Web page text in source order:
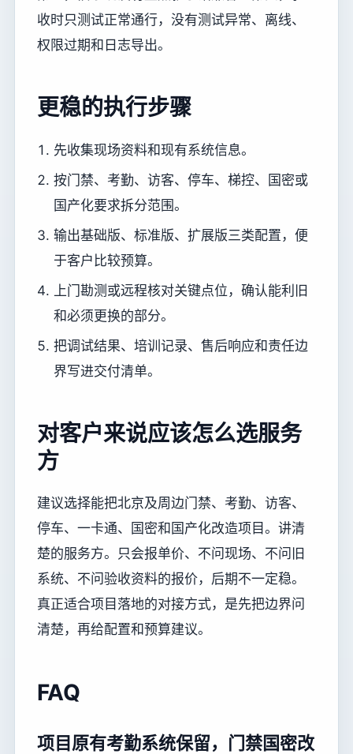
收时只测试正常通行，没有测试异常、离线、
权限过期和日志导出。
更稳的执行步骤
先收集现场资料和现有系统信息。
按门禁、考勤、访客、停车、梯控、国密或
国产化要求拆分范围。
输出基础版、标准版、扩展版三类配置，便
于客户比较预算。
上门勘测或远程核对关键点位，确认能利旧
和必须更换的部分。
把调试结果、培训记录、售后响应和责任边
界写进交付清单。
对客户来说应该怎么选服务
方
建议选择能把北京及周边门禁、考勤、访客、
停车、一卡通、国密和国产化改造项目。讲清
楚的服务方。只会报单价、不问现场、不问旧
系统、不问验收资料的报价，后期不一定稳。
真正适合项目落地的对接方式，是先把边界问
清楚，再给配置和预算建议。
FAQ
项目原有考勤系统保留，门禁国密改